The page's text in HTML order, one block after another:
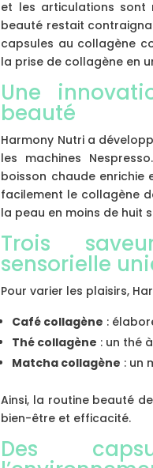
et les articulations sont
beauté restait
capsules au collagène
la prise de collagène en
Une
beauté
Harmony Nutri a
les machines
boisson chaude enrichie
facilement le collagène
la peau en moins de huit
Trois
sensorielle
Pour varier les plaisirs,
Café collagène :
Thé collagène : un thé
Matcha collagène : un
Ainsi, la routine beauté
bien-être et efficacité.
Des